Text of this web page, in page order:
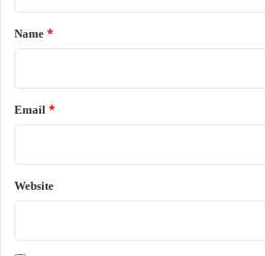
*
Name *
Email *
Website